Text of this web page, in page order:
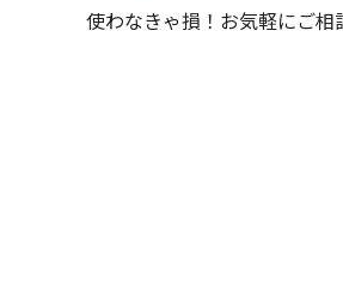
使わなきゃ損！お気軽にご相